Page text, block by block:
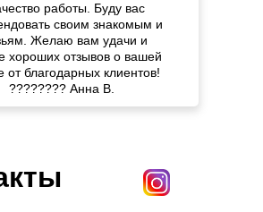
работы. Буду вас
своим знакомым и
Желаю вам удачи и
хороших отзывов о вашей
от благодарных клиентов!
???????? Анна В.